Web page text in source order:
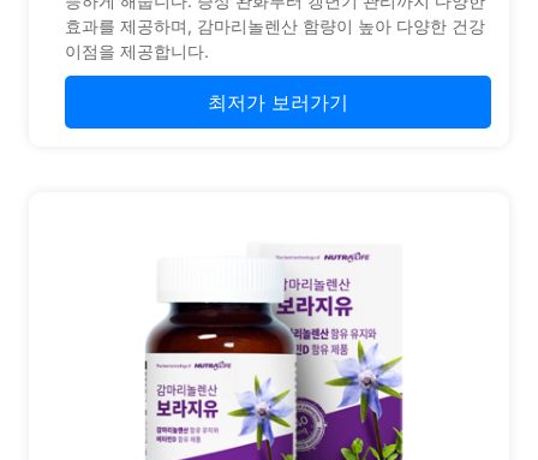
효과를 제공하며, 감마리놀렌산 함량이 높아 다양한 건강
이점을 제공합니다.
최저가 보러가기